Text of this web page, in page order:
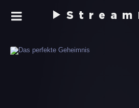
Stream